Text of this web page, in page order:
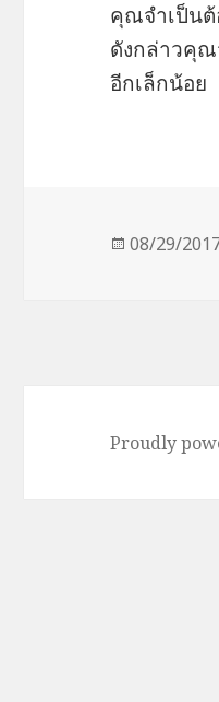
คุณจำเป็นต้
ดังกล่าวคุณ
อีกเล็กน้อย
Posted
08/29/
Proudly